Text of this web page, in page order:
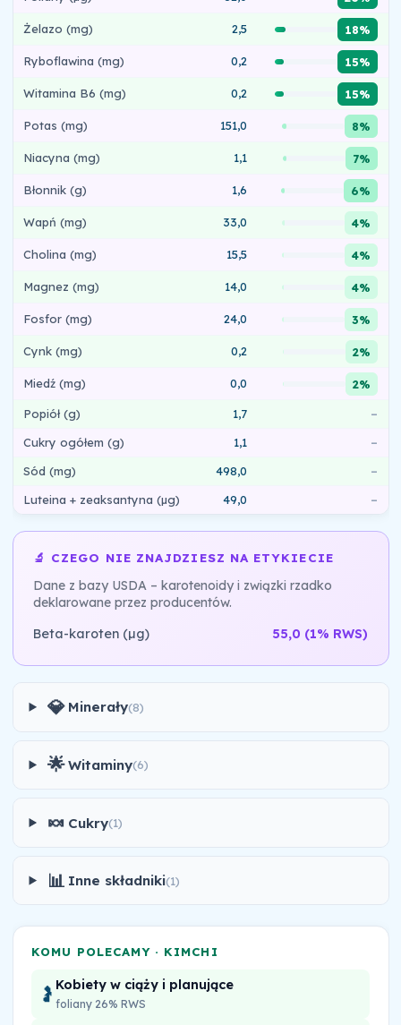
Żelazo (mg) 2,5 18%
Ryboflawina (mg) 0,2 15%
Witamina B6 (mg) 0,2 15%
Potas (mg) 151,0 8%
Niacyna (mg) 1,1 7%
Błonnik (g) 1,6 6%
Wapń (mg) 33,0 4%
Cholina (mg) 15,5 4%
Magnez (mg) 14,0 4%
Fosfor (mg) 24,0 3%
Cynk (mg) 0,2 2%
Miedź (mg) 0,0 2%
Popiół (g) 1,7
–
Cukry ogółem (g)
1,1
–
Sód (mg)
498,0
–
Luteina + zeaksantyna (µg)
49,0 –
🔬 CZEGO NIE ZNAJDZIESZ NA ETYKIECIE
Dane z bazy USDA – karotenoidy i związki rzadko
deklarowane przez producentów.
Beta-karoten (µg)
55,0 (1% RWS)
💎 Minerały(8)
🌟 Witaminy(6)
🍬 Cukry(1)
📊 Inne składniki(1)
KOMU POLECAMY · KIMCHI
🤰 Kobiety w ciąży i planujące
foliany 26% RWS